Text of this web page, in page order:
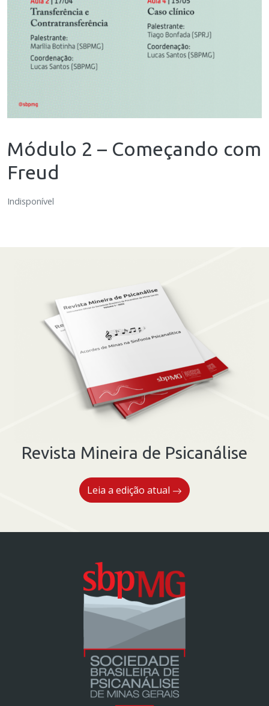
Módulo 2 – Começando com
Freud
Indisponível
Revista Mineira de Psicanálise
Leia a edição atual